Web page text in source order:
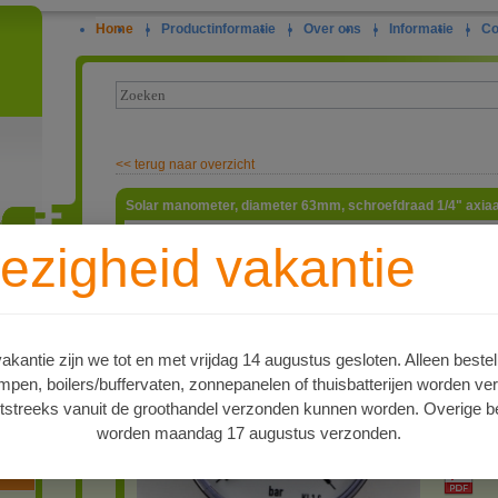
Home | Productinformatie | Over ons | Informatie |
vakantie
zijn we tot en met vrijdag 14 augustus gesloten. Alleen
boilers/buffervaten, zonnepanelen of thuisbatterijen worden
vanuit de groothandel verzonden kunnen worden. Overige
worden maandag 17 augustus verzonden.
<< terug naar overzicht
Solar manometer, diameter 63mm, schroefdraad 1/4"
Solar
1/4"
met
artnr
45168111
Type
Solar